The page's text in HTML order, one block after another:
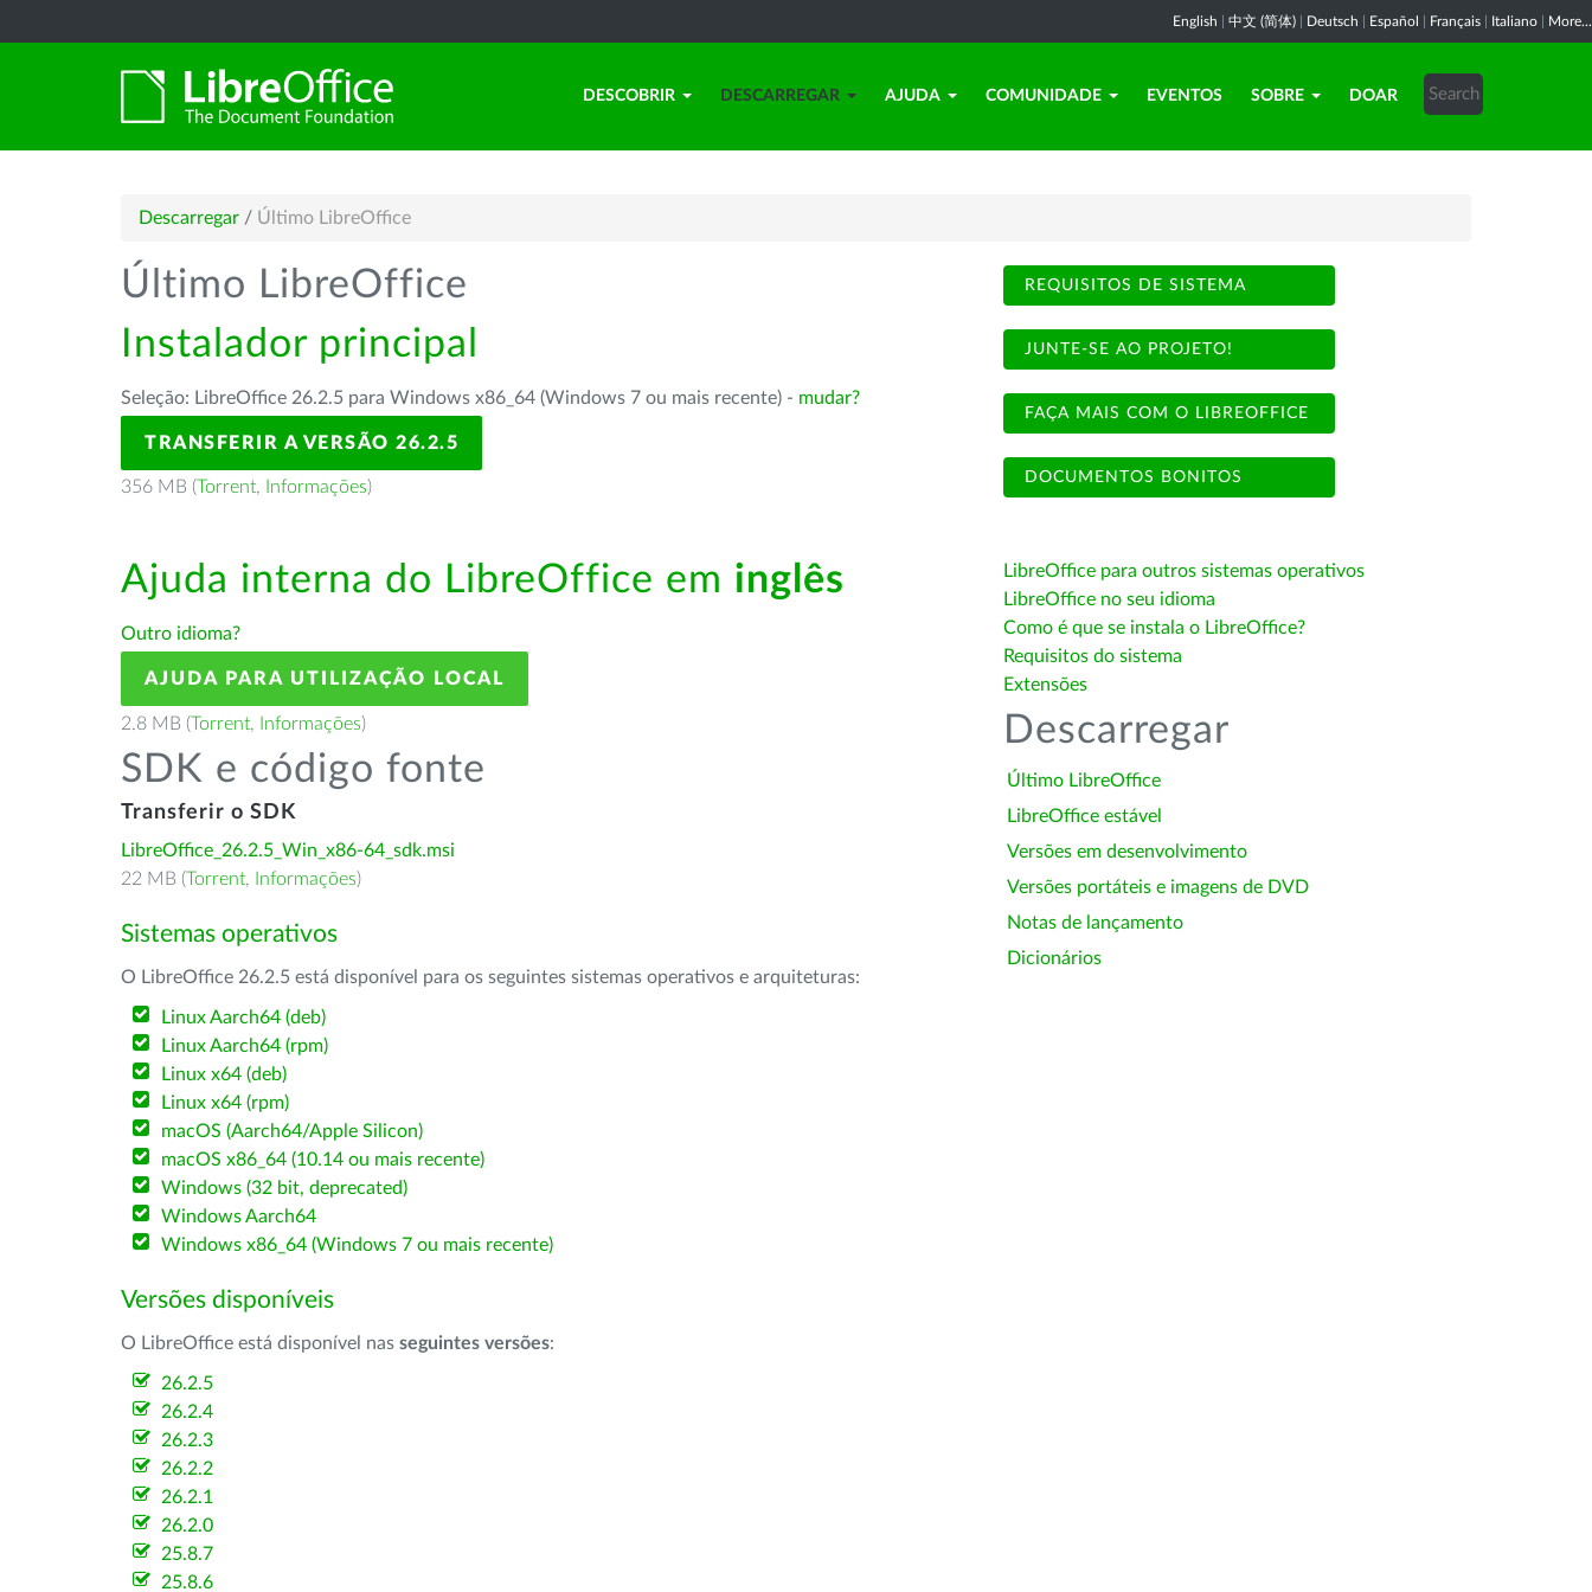
English 中文 (简体) Deutsch Español Français Italiano More...
DESCOBRIR DESCARREGAR AJUDA COMUNIDADE EVENTOS SOBRE DOAR
Descarregar / Último LibreOffice
Último LibreOffice
Instalador principal
Seleção: LibreOffice 26.2.5 para Windows x86_64 (Windows 7 ou mais recente) - mudar?
TRANSFERIR A VERSÃO 26.2.5
356 MB (Torrent, Informações)
Ajuda interna do LibreOffice em inglês
Outro idioma?
AJUDA PARA UTILIZAÇÃO LOCAL
2.8 MB (Torrent, Informações)
SDK e código fonte
Transferir o SDK
LibreOffice_26.2.5_Win_x86-64_sdk.msi
22 MB (Torrent, Informações)
Sistemas operativos
O LibreOffice 26.2.5 está disponível para os seguintes sistemas operativos e arquiteturas:
Linux Aarch64 (deb)
Linux Aarch64 (rpm)
Linux x64 (deb)
Linux x64 (rpm)
macOS (Aarch64/Apple Silicon)
macOS x86_64 (10.14 ou mais recente)
Windows (32 bit, deprecated)
Windows Aarch64
Windows x86_64 (Windows 7 ou mais recente)
Versões disponíveis
O LibreOffice está disponível nas seguintes versões:
26.2.5
26.2.4
26.2.3
26.2.2
26.2.1
26.2.0
25.8.7
25.8.6
REQUISITOS DE SISTEMA
JUNTE-SE AO PROJETO!
FAÇA MAIS COM O LIBREOFFICE
DOCUMENTOS BONITOS
LibreOffice para outros sistemas operativos
LibreOffice no seu idioma
Como é que se instala o LibreOffice?
Requisitos do sistema
Extensões
Descarregar
Último LibreOffice
LibreOffice estável
Versões em desenvolvimento
Versões portáteis e imagens de DVD
Notas de lançamento
Dicionários